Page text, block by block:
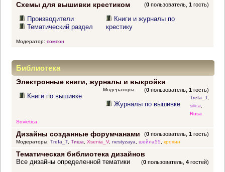
Схемы для вышивки крестиком (0 пользователь,1 гость)
Производители
Тематический раздел
Книги и журналы по
крестику
Модератор: помпон
Библиотека
Электронные книги, журналы и выкройки
(0 пользователь,1 гость)
Книги по вышивке
Журналы по вышивке
Модераторы:
Trefa_T,
silica,
Rusa
Sovietica
Дизайны созданные форумчанами (0 пользователь,1 гость)
Модераторы: Trefa_T, Тиша, Xsenia_V, nestyzaya, шейла55, крохин
Тематическая библиотека дизайнов
(0 пользователь,4 гостей)
Все дизайны определенной тематики